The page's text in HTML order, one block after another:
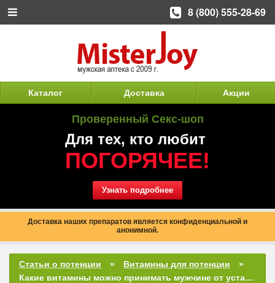
Каталог Доставка Акции
Проверенный Секс-шоп
Для тех, кто любит
ПОГОРЯЧЕЕ!
Узнать подробнее
Доставка наших препаратов является конфиденциальной и
анонимной.
Статьи о потенции
Витамины для потенции
Какие витамины можно принимать мужчине от усталости
8 (800) 555-28-69